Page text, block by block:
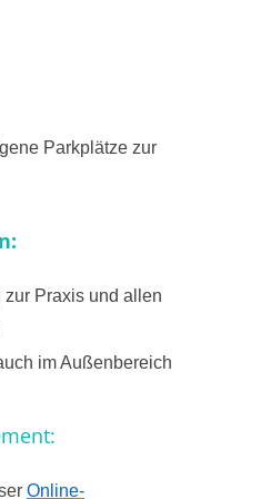
Parkplätze zur
zur Praxis und allen
im Außenbereich
Online-